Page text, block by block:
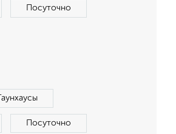
Посуточно
Таунхаусы
Посуточно